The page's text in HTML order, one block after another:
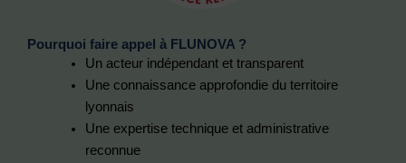
Pourquoi faire appel à FLUNOVA ?
Un acteur indépendant et transparent
Une connaissance approfondie du territoire
lyonnais
Une expertise technique et administrative
reconnue